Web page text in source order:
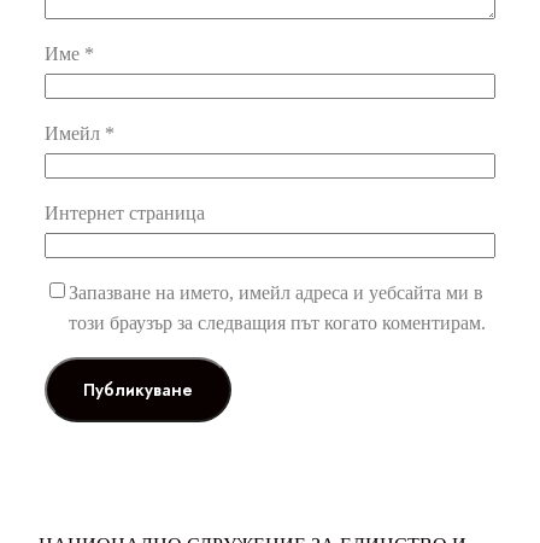
Име *
Имейл *
Интернет страница
Запазване на името, имейл адреса и уебсайта ми в
този браузър за следващия път когато коментирам.